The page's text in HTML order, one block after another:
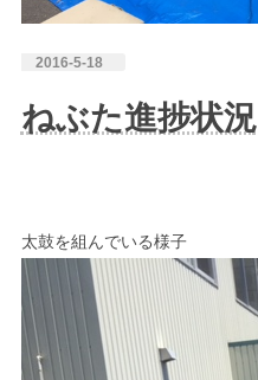
2016-5-18
ねぶた進捗状況
太鼓を組んでいる様子